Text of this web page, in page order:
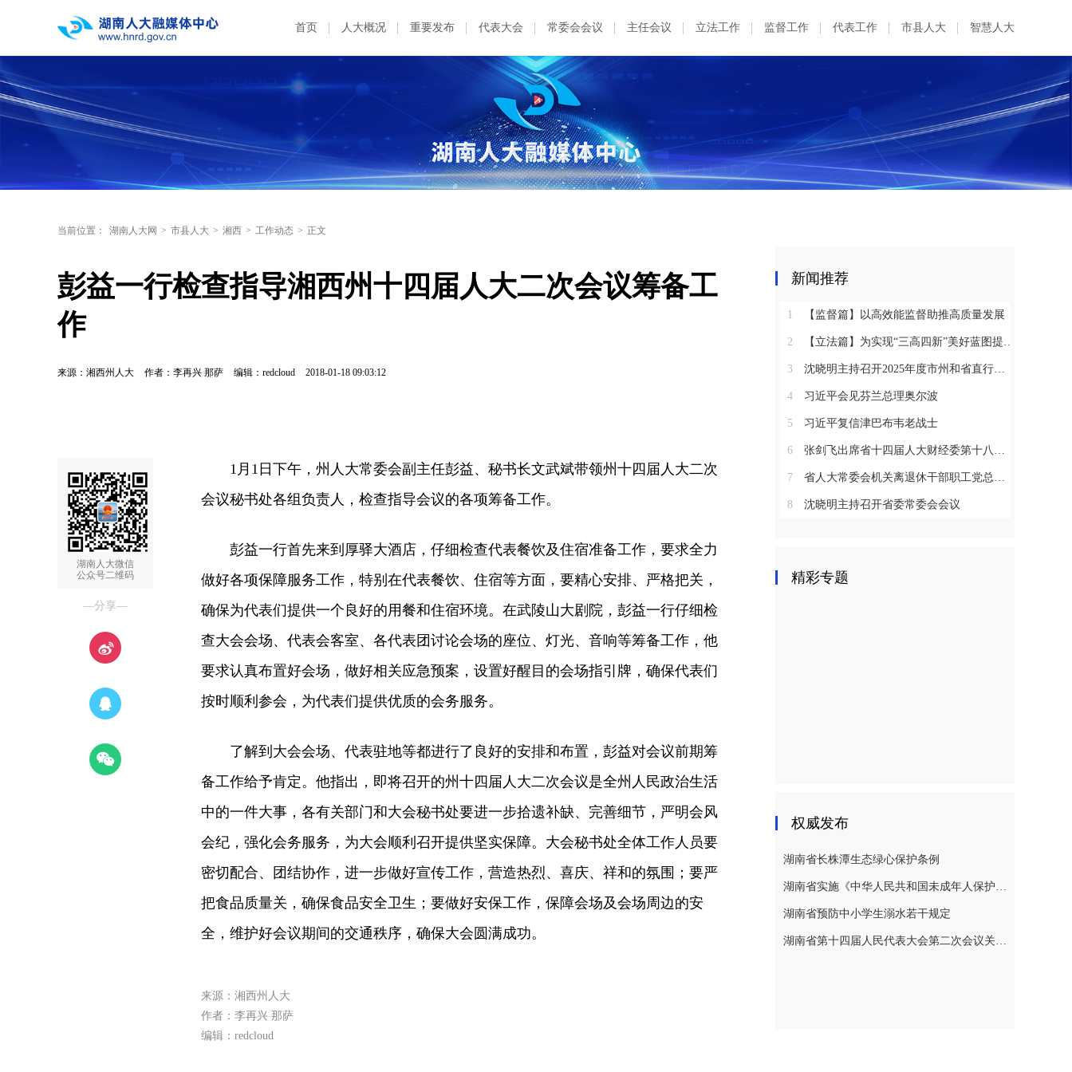
首页 人大概况 重要发布 代表大会 常委会会议 主任会议 立法工作 监督工作 代表工作 市县人大 智慧人大
当前位置： 湖南人大网 > 市县人大 > 湘西 > 工作动态 > 正文
彭益一行检查指导湘西州十四届人大二次会议筹备工
作
来源：湘西州人大 作者：李再兴 那萨 编辑：redcloud 2018-01-18 09:03:12
湖南人大微信
公众号二维码
—分享—
1月1日下午，州人大常委会副主任彭益、秘书长文武斌带领州十四届人大二次
会议秘书处各组负责人，检查指导会议的各项筹备工作。
彭益一行首先来到厚驿大酒店，仔细检查代表餐饮及住宿准备工作，要求全力
做好各项保障服务工作，特别在代表餐饮、住宿等方面，要精心安排、严格把关，
确保为代表们提供一个良好的用餐和住宿环境。在武陵山大剧院，彭益一行仔细检
查大会会场、代表会客室、各代表团讨论会场的座位、灯光、音响等筹备工作，他
要求认真布置好会场，做好相关应急预案，设置好醒目的会场指引牌，确保代表们
按时顺利参会，为代表们提供优质的会务服务。
了解到大会会场、代表驻地等都进行了良好的安排和布置，彭益对会议前期筹
备工作给予肯定。他指出，即将召开的州十四届人大二次会议是全州人民政治生活
中的一件大事，各有关部门和大会秘书处要进一步拾遗补缺、完善细节，严明会风
会纪，强化会务服务，为大会顺利召开提供坚实保障。大会秘书处全体工作人员要
密切配合、团结协作，进一步做好宣传工作，营造热烈、喜庆、祥和的氛围；要严
把食品质量关，确保食品安全卫生；要做好安保工作，保障会场及会场周边的安
全，维护好会议期间的交通秩序，确保大会圆满成功。
来源：湘西州人大
作者：李再兴 那萨
编辑：redcloud
新闻推荐
1 【监督篇】以高效能监督助推高质量发展
2 【立法篇】为实现“三高四新”美好蓝图提供坚实法治保障
3 沈晓明主持召开2025年度市州和省直行业系统党（工）委书记抓基层党建工作述职评议会议
4 习近平会见芬兰总理奥尔波
5 习近平复信津巴布韦老战士
6 张剑飞出席省十四届人大财经委第十八次全体会议
7 省人大常委会机关离退休干部职工党总支召开2025年度总结表彰大会
8 沈晓明主持召开省委常委会会议
精彩专题
权威发布
湖南省长株潭生态绿心保护条例
湖南省实施《中华人民共和国未成年人保护法》若干规定
湖南省预防中小学生溺水若干规定
湖南省第十四届人民代表大会第二次会议关于湖南省人民代表大会常务委员会工作报告的决议